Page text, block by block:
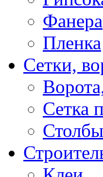
Фанера
Пленка
Сетки,
Сетка
Столбы